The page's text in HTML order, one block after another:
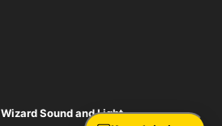
Wizard Sound and Light